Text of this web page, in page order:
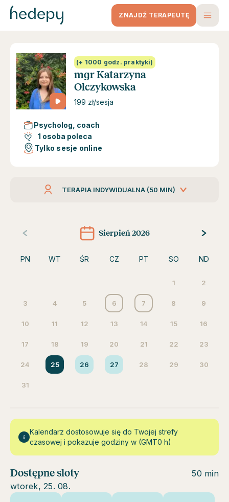
ZNAJDŹ TERAPEUTĘ
(+ 1000 godz. praktyki)
mgr Katarzyna
Olczykowska
199 zł/sesja
Psycholog, coach
1 osoba poleca
Tylko sesje online
TERAPIA INDYWIDUALNA (50 MIN)
Sierpień 2026
PN WT ŚR CZ PT SO ND
1 2
3 4 5 6 7 8 9
10 11 12 13 14 15 16
17 18 19 20 21 22 23
24 25 26 27 28 29 30
31
Kalendarz dostosowuje się do Twojej strefy
czasowej i pokazuje godziny w (GMT0 h)
Dostępne sloty
wtorek, 25. 08.
50 min